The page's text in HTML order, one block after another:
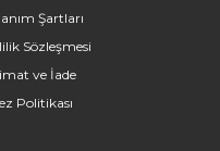
Şartları
Sözleşmesi
ve İade
Politikası